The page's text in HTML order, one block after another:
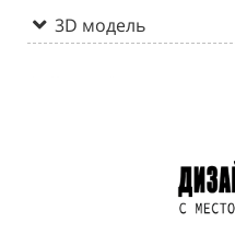
3D модель